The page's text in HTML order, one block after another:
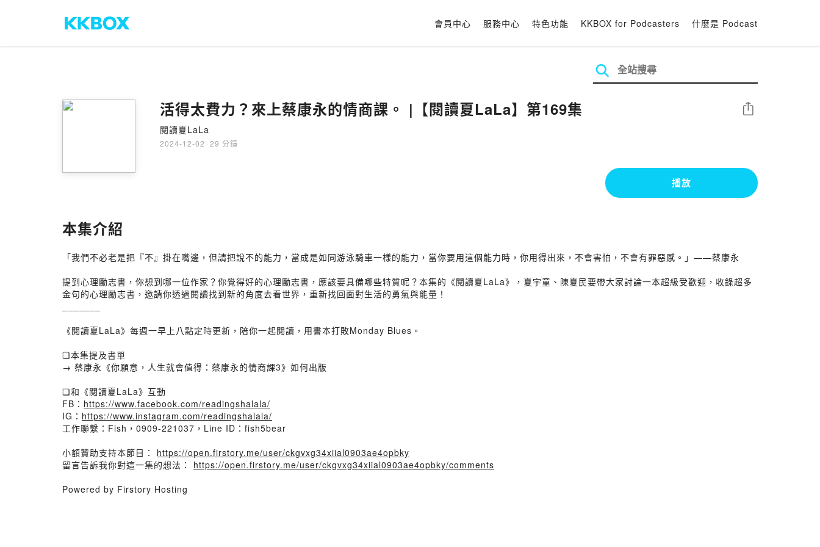
會員中心 服務中心 特色功能 KKBOX for Podcasters 什麼是 Podcast
活得太費力？來上蔡康永的情商課。 |【閱讀夏LaLa】第169集
閱讀夏LaLa
2024-12-02 · 29 分鐘
分享
播放
本集介紹
「我們不必老是把『不』掛在嘴邊，但請把說不的能力，當成是如同游泳騎車一樣的能力，當你要用這個能力時，你用得出來，不會害怕，不會有罪惡感。」——蔡康永
提到心理勵志書，你想到哪一位作家？你覺得好的心理勵志書，應該要具備哪些特質呢？本集的《閱讀夏LaLa》，夏宇童、陳夏民要帶大家討論一本超級受歡迎，收錄超多
金句的心理勵志書，邀請你透過閱讀找到新的角度去看世界，重新找回面對生活的勇氣與能量！
《閱讀夏LaLa》每週一早上八點定時更新，陪你一起閱讀，用書本打敗Monday Blues。
❏本集提及書單
→ 蔡康永《你願意，人生就會值得：蔡康永的情商課3》如何出版
❏和《閱讀夏LaLa》互動
FB： https://www.facebook.com/readingshalala/
IG： https://www.instagram.com/readingshalala/
工作聯繫：Fish，0909-221037，Line ID：fish5bear
小額贊助支持本節目： https://open.firstory.me/user/ckgvxg34xiial0903ae4opbky
留言告訴我你對這一集的想法： https://open.firstory.me/user/ckgvxg34xiial0903ae4opbky/comments
Powered by Firstory Hosting